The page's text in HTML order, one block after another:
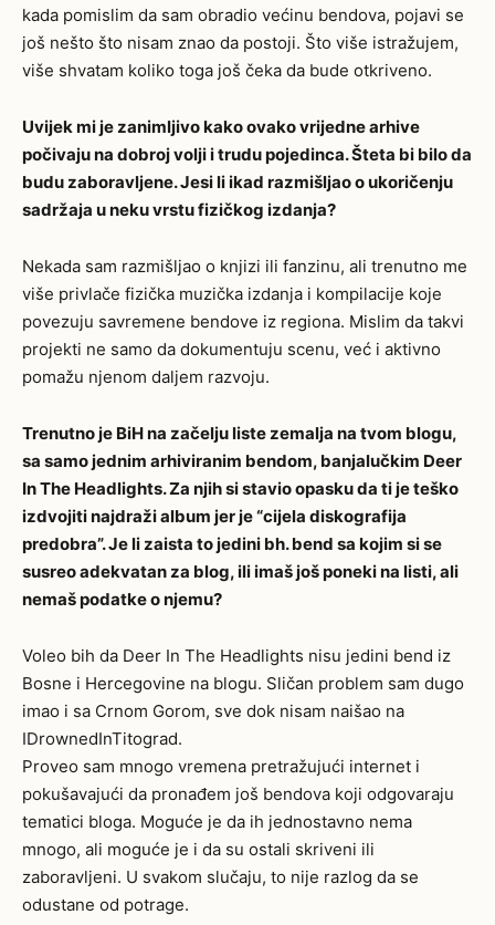
kada pomislim da sam obradio većinu bendova, pojavi se
još nešto što nisam znao da postoji. Što više istražujem,
više shvatam koliko toga još čeka da bude otkriveno.
Uvijek mi je zanimljivo kako ovako vrijedne arhive
počivaju na dobroj volji i trudu pojedinca. Šteta bi bilo da
budu zaboravljene. Jesi li ikad razmišljao o ukoričenju
sadržaja u neku vrstu fizičkog izdanja?
Nekada sam razmišljao o knjizi ili fanzinu, ali trenutno me
više privlače fizička muzička izdanja i kompilacije koje
povezuju savremene bendove iz regiona. Mislim da takvi
projekti ne samo da dokumentuju scenu, već i aktivno
pomažu njenom daljem razvoju.
Trenutno je BiH na začelju liste zemalja na tvom blogu,
sa samo jednim arhiviranim bendom, banjalučkim Deer
In The Headlights. Za njih si stavio opasku da ti je teško
izdvojiti najdraži album jer je “cijela diskografija
predobra”. Je li zaista to jedini bh. bend sa kojim si se
susreo adekvatan za blog, ili imaš još poneki na listi, ali
nemaš podatke o njemu?
Voleo bih da Deer In The Headlights nisu jedini bend iz
Bosne i Hercegovine na blogu. Sličan problem sam dugo
imao i sa Crnom Gorom, sve dok nisam naišao na
IDrownedInTitograd.
Proveo sam mnogo vremena pretražujući internet i
pokušavajući da pronađem još bendova koji odgovaraju
tematici bloga. Moguće je da ih jednostavno nema
mnogo, ali moguće je i da su ostali skriveni ili
zaboravljeni. U svakom slučaju, to nije razlog da se
odustane od potrage.